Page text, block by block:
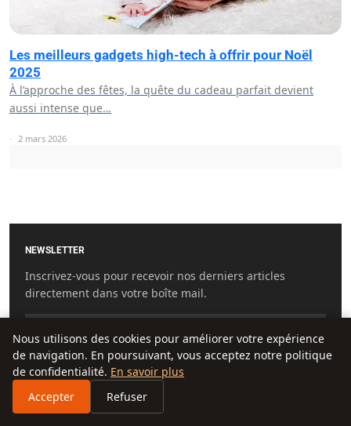
Les meilleurs gadgets high-tech à offrir pour Noël
2025
À l’approche des fêtes, la quête du cadeau parfait devient
aussi intense que…
2 mars 2026
NEWSLETTER
Inscrivez-vous pour recevoir nos derniers articles
directement dans votre boîte mail.
S'INSCRIRE
Nous utilisons des cookies pour améliorer votre expérience
de navigation. En poursuivant, vous acceptez notre politique
de confidentialité. En savoir plus
Accepter
Refuser